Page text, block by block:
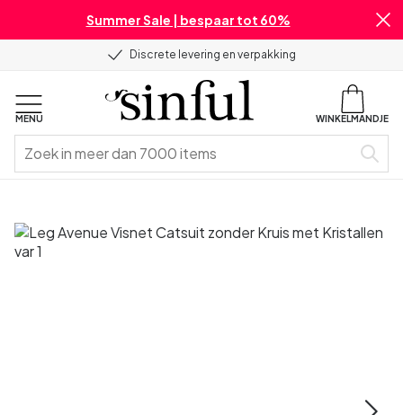
Summer Sale | bespaar tot 60%
Discrete levering en verpakking
MENU WINKELMANDJE